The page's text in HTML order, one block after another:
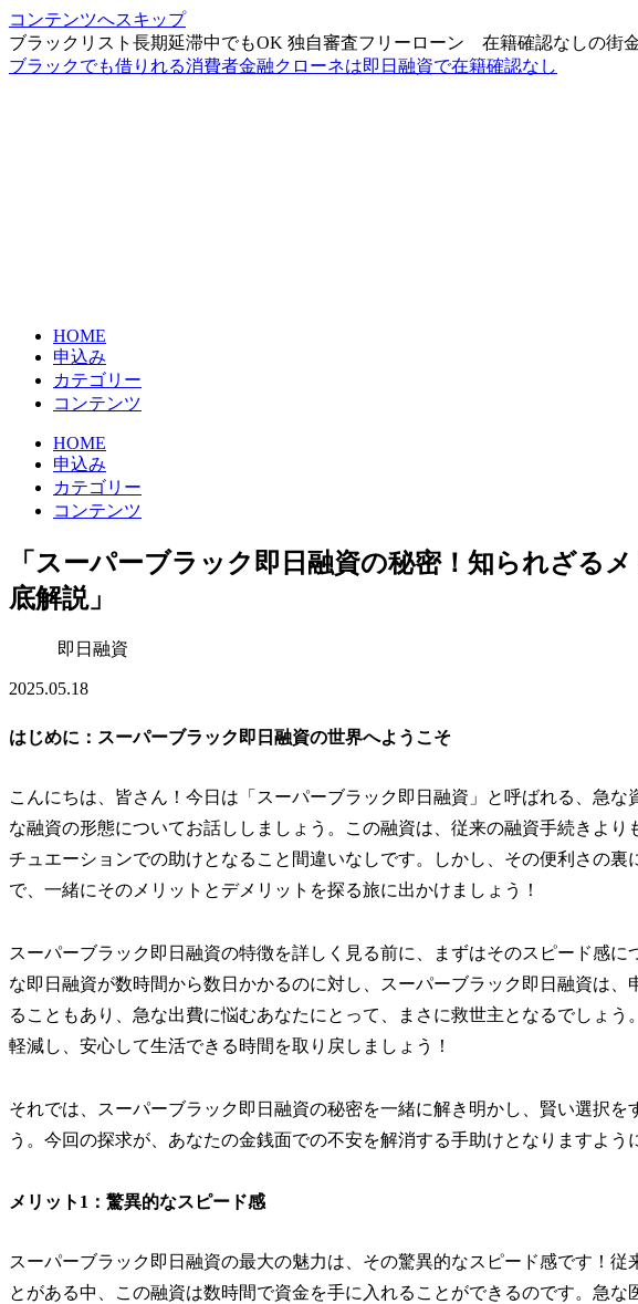
コンテンツへスキップ
ブラックリスト長期延滞中でもOK 独自審査フリーローン 在籍確認なしの街
ブラックでも借りれる消費者金融クローネは即日融資で在籍確認なし
HOME
申込み
カテゴリー
コンテンツ
HOME
申込み
カテゴリー
コンテンツ
「スーパーブラック即日融資の秘密！知られざる
底解説」
即日融資
2025.05.18
はじめに：スーパーブラック即日融資の世界へようこそ
こんにちは、皆さん！今日は「スーパーブラック即日融資」と呼ばれる、急
な融資の形態についてお話ししましょう。この融資は、従来の融資手続きよ
チュエーションでの助けとなること間違いなしです。しかし、その便利さの
で、一緒にそのメリットとデメリットを探る旅に出かけましょう！
スーパーブラック即日融資の特徴を詳しく見る前に、まずはそのスピード感
な即日融資が数時間から数日かかるのに対し、スーパーブラック即日融資は
ることもあり、急な出費に悩むあなたにとって、まさに救世主となるでしょ
軽減し、安心して生活できる時間を取り戻しましょう！
それでは、スーパーブラック即日融資の秘密を一緒に解き明かし、賢い選択を
う。今回の探求が、あなたの金銭面での不安を解消する手助けとなりますよう
メリット1：驚異的なスピード感
スーパーブラック即日融資の最大の魅力は、その驚異的なスピード感です！従
とがある中、この融資は数時間で資金を手に入れることができるのです。急な